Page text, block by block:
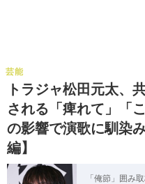
トラジャ松田元太、
される「痺れて」「
の影響で演歌に馴染
編】
芸能
「俺節」囲み